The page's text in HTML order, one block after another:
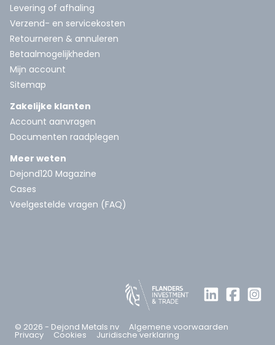
Levering of afhaling
Verzend- en servicekosten
Retourneren & annuleren
Betaalmogelijkheden
Mijn account
Sitemap
Zakelijke klanten
Account aanvragen
Documenten raadplegen
Meer weten
Dejond120 Magazine
Cases
Veelgestelde vragen (FAQ)
© 2026 - Dejond Metals nv Algemene voorwaarden
Privacy Cookies Juridische verklaring